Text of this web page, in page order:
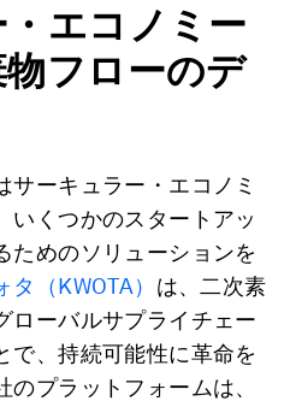
エコノミー
フローのデ
サーキュラー・エコノミ
いくつかのスタートアッ
ためのソリューションを
タ（KWOTA） は、二次素
ローバルサプライチェー
で、持続可能性に革命を
プラットフォームは、